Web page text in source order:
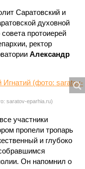
Саратовский и
духовной
протоиерей
ректор
Александр
saratov-eparhia.ru)
участники
пропели тропарь
и глубоко
Он напомнил о